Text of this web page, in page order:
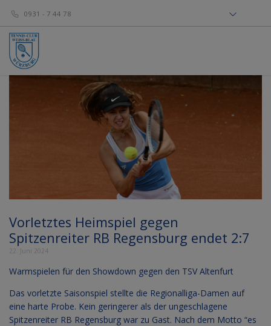
0931 - 7 44 78
Vorletztes Heimspiel gegen
Spitzenreiter RB Regensburg endet 2:7
22. Juni 2024
Warmspielen für den Showdown gegen den TSV Altenfurt
Das vorletzte Saisonspiel stellte die Regionalliga-Damen auf
eine harte Probe. Kein geringerer als der ungeschlagene
Spitzenreiter RB Regensburg war zu Gast. Nach dem Motto “es